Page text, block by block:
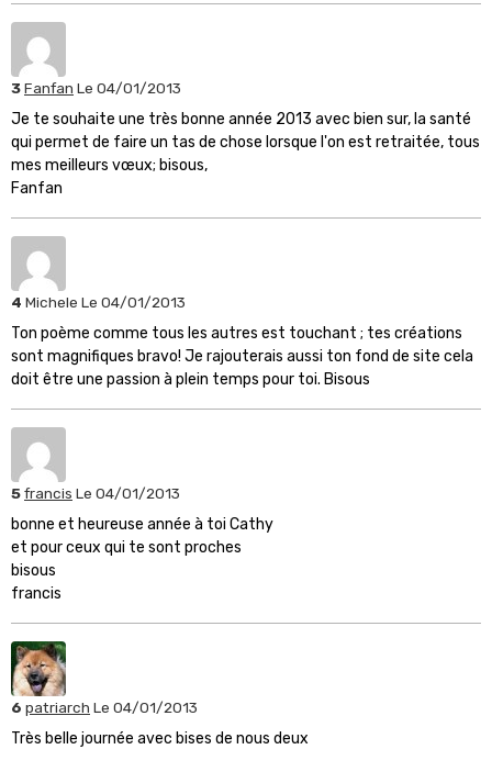
3Fanfan Le 04/01/2013
Je te souhaite une très bonne année 2013 avec bien sur, la santé
qui permet de faire un tas de chose lorsque l'on est retraitée, tous
mes meilleurs vœux; bisous,
Fanfan
4 Michele Le 04/01/2013
Ton poème comme tous les autres est touchant ; tes créations
sont magnifiques bravo! Je rajouterais aussi ton fond de site cela
doit être une passion à plein temps pour toi. Bisous
5francis Le 04/01/2013
bonne et heureuse année à toi Cathy
et pour ceux qui te sont proches
bisous
francis
6 patriarch Le 04/01/2013
Très belle journée avec bises de nous deux